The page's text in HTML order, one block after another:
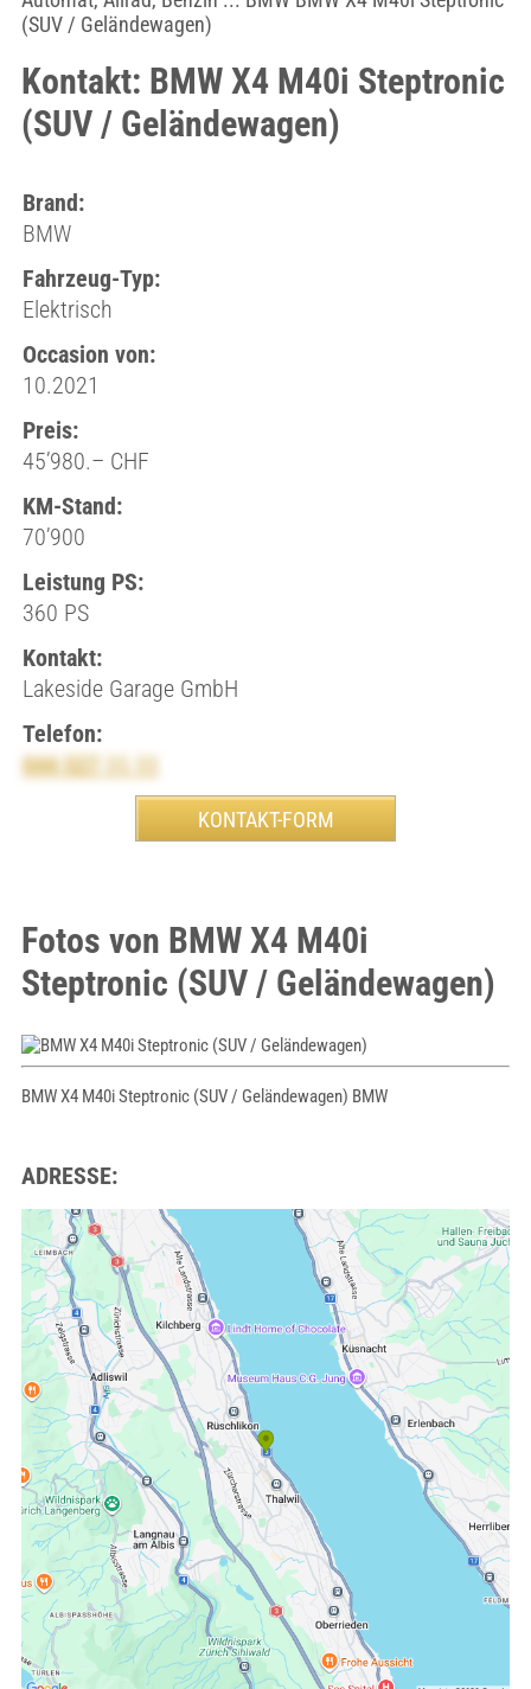
(SUV / Geländewagen)
Kontakt: BMW X4 M40i Steptronic
(SUV / Geländewagen)
Brand:
BMW
Fahrzeug-Typ:
Elektrisch
Occasion von:
10.2021
Preis:
45’980.– CHF
KM-Stand:
70’900
Leistung PS:
360 PS
Kontakt:
Lakeside Garage GmbH
Telefon:
044 527 11 11
Fotos von BMW X4 M40i
Steptronic (SUV / Geländewagen)
BMW X4 M40i Steptronic (SUV / Geländewagen) BMW
ADRESSE: